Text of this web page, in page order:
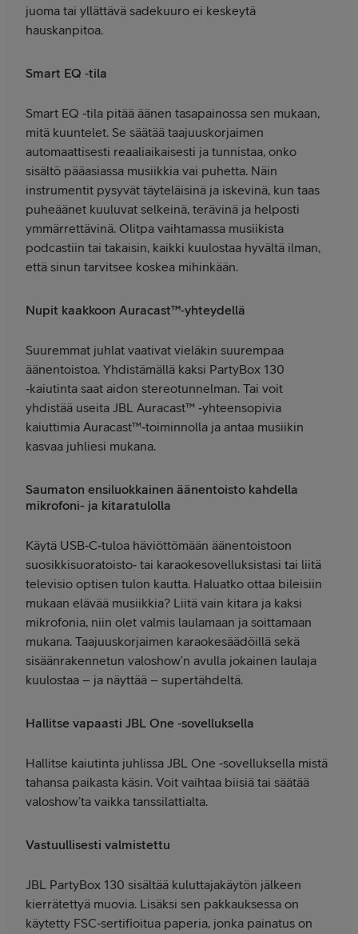
juoma tai yllättävä sadekuuro ei keskeytä
hauskanpitoa.
Smart EQ ‑tila
Smart EQ ‑tila pitää äänen tasapainossa sen mukaan,
mitä kuuntelet. Se säätää taajuuskorjaimen
automaattisesti reaaliaikaisesti ja tunnistaa, onko
sisältö pääasiassa musiikkia vai puhetta. Näin
instrumentit pysyvät täyteläisinä ja iskevinä, kun taas
puheäänet kuuluvat selkeinä, terävinä ja helposti
ymmärrettävinä. Olitpa vaihtamassa musiikista
podcastiin tai takaisin, kaikki kuulostaa hyvältä ilman,
että sinun tarvitsee koskea mihinkään.
Nupit kaakkoon Auracast™‑yhteydellä
Suuremmat juhlat vaativat vieläkin suurempaa
äänentoistoa. Yhdistämällä kaksi PartyBox 130
‑kaiutinta saat aidon stereotunnelman. Tai voit
yhdistää useita JBL Auracast™ ‑yhteensopivia
kaiuttimia Auracast™‑toiminnolla ja antaa musiikin
kasvaa juhliesi mukana.
Saumaton ensiluokkainen äänentoisto kahdella
mikrofoni- ja kitaratulolla
Käytä USB‑C‑tuloa häviöttömään äänentoistoon
suosikkisuoratoisto‑ tai karaokesovelluksistasi tai liitä
televisio optisen tulon kautta. Haluatko ottaa bileisiin
mukaan elävää musiikkia? Liitä vain kitara ja kaksi
mikrofonia, niin olet valmis laulamaan ja soittamaan
mukana. Taajuuskorjaimen karaokesäädöillä sekä
sisäänrakennetun valoshow’n avulla jokainen laulaja
kuulostaa – ja näyttää – supertähdeltä.
Hallitse vapaasti JBL One ‑sovelluksella
Hallitse kaiutinta juhlissa JBL One ‑sovelluksella mistä
tahansa paikasta käsin. Voit vaihtaa biisiä tai säätää
valoshow’ta vaikka tanssilattialta.
Vastuullisesti valmistettu
JBL PartyBox 130 sisältää kuluttajakäytön jälkeen
kierrätettyä muovia. Lisäksi sen pakkauksessa on
käytetty FSC‑sertifioitua paperia, jonka painatus on